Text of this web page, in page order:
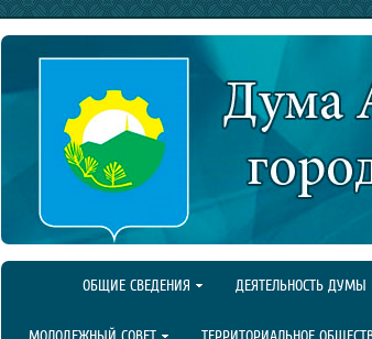
ОБЩИЕ СВЕДЕНИЯ ДЕЯТЕЛЬНОСТЬ ДУМЫ